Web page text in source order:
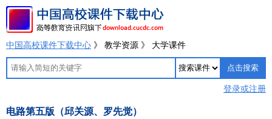
中国高校课件下载中心 》 教学资源 》 大学课件
登录或注册
电路第五版（邱关源、罗先觉）